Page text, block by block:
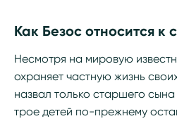
Как Безос относится к
Несмотря на мировую
охраняет частную жизнь
назвал только старшего
трое детей по-прежнему